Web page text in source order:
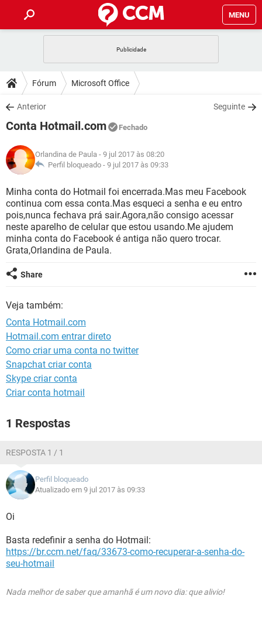
MENU
CELULAR
OUTLOOK
INSTAGRAM GMAIL
GUIA DE COMPRAS
DICAS
JOGOS
INSTAGRAM GMAIL
GUIA DE COMPRAS
DOWNLOADS
JOGOS WHATSAPP
CELULAR
OUTLOOK EXCEL
INSTAGRAM GMAIL
GUIA DE COMPRAS
JOGOS WHATSAPP
CELULAR
OUTLOOK EXCEL
INSTAGRAM GMAIL
GUIA DE COMPRAS
GLOSSÁRIO
JOGOS WHATSAPP
CELULAR FACEBOOK
OUTLOOK EXCEL
INSTAGRAM GMAIL
GUIA DE COMPRAS
Fórum Microsoft Office
Anterior Seguinte
Conta Hotmail.com Fechado
Orlandina de Paula - 9 jul 2017 às 08:20
Perfil bloqueado - 9 jul 2017 às 09:33
Minha conta do Hotmail foi encerrada.Mas meu Facebook
continua com essa conta.Mas esqueci a senha e eu entro
pois,nunca fechava prá sair.Agora,não consigo acessar
neste aparelho de celular que estou usando.Me ajudem
minha conta do Facebook é antiga não quero trocar.
Grata,Orlandina de Paula.
Share
Veja também:
Conta Hotmail.com
Hotmail.com entrar direto
Como criar uma conta no twitter
Snapchat criar conta
Skype criar conta
Criar conta hotmail
1 Respostas
RESPOSTA 1 / 1
Perfil bloqueado
Atualizado em 9 jul 2017 às 09:33
Oi
Basta redefinir a senha do Hotmail:
https://br.ccm.net/faq/33673-como-recuperar-a-senha-do-
seu-hotmail
Nada melhor de saber que amanhã é um novo dia: que alivio!